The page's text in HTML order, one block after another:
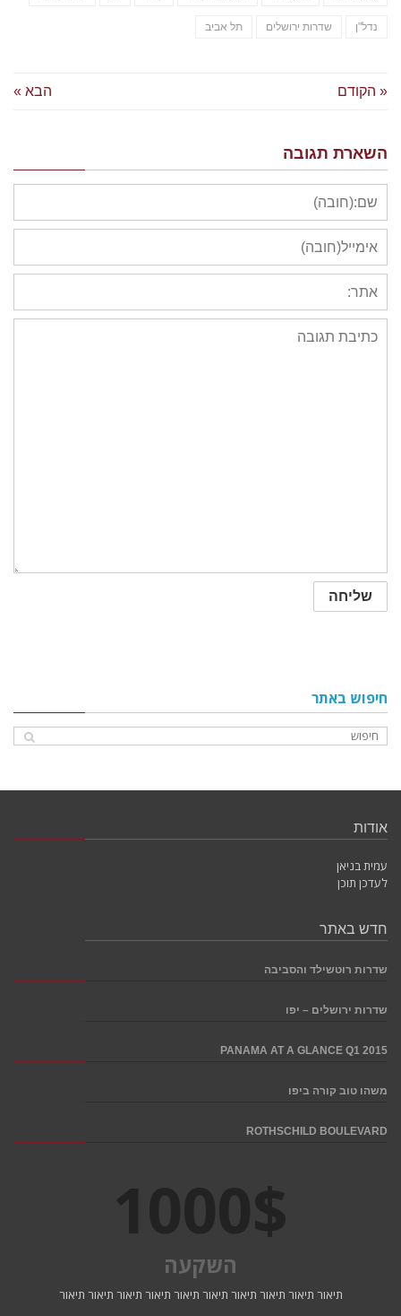
נדל"ן שדרות ירושלים תל אביב
« הקודם הבא »
השארת תגובה
חיפוש באתר
אודות
עמית בניאן
לעדכן תוכן
חדש באתר
שדרות רוטשילד והסביבה
שדרות ירושלים – יפו
PANAMA AT A GLANCE Q1 2015
משהו טוב קורה ביפו
ROTHSCHILD BOULEVARD
1000$
השקעה
תיאור תיאור תיאור תיאור תיאור תיאור תיאור תיאור תיאור תיאור